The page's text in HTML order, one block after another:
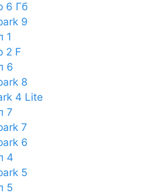
6 Гб
9
1
2 F
6
8
4 Lite
7
7
6
4
5
5